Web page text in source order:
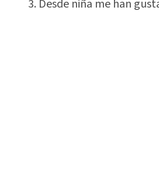
3. Desde niña me han